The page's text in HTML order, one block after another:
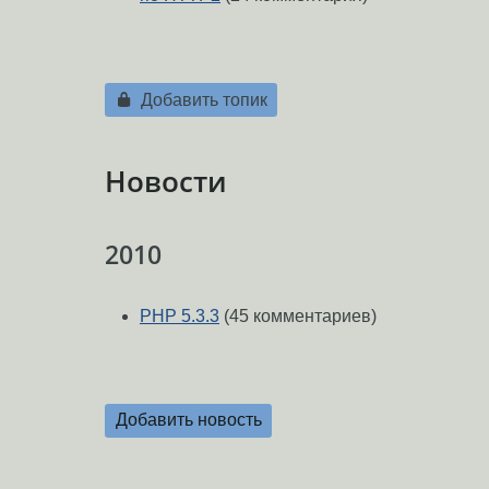
Добавить топик
Новости
2010
PHP 5.3.3 (45 комментариев)
Добавить новость